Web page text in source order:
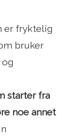
er fryktelig
bruker
starter fra
noe annet